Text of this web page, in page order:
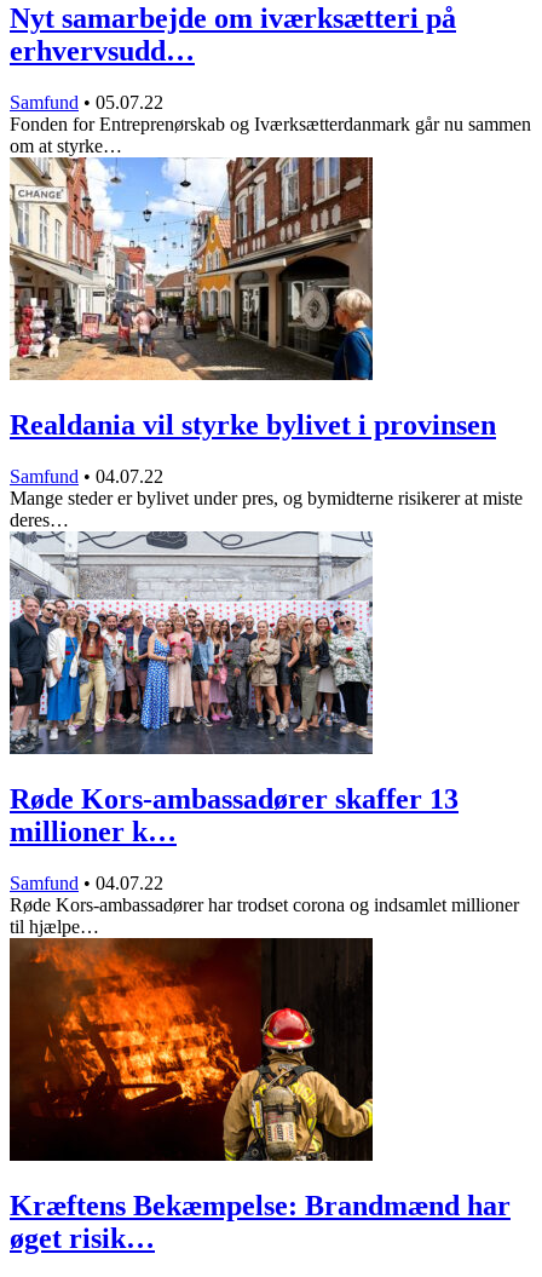
Nyt samarbejde om iværksætteri på
erhvervsudd…
Samfund • 05.07.22
Fonden for Entreprenørskab og Iværksætterdanmark går nu sammen
om at styrke…
Realdania vil styrke bylivet i provinsen
Samfund • 04.07.22
Mange steder er bylivet under pres, og bymidterne risikerer at miste
deres…
Røde Kors-ambassadører skaffer 13
millioner k…
Samfund • 04.07.22
Røde Kors-ambassadører har trodset corona og indsamlet millioner
til hjælpe…
Kræftens Bekæmpelse: Brandmænd har
øget risik…